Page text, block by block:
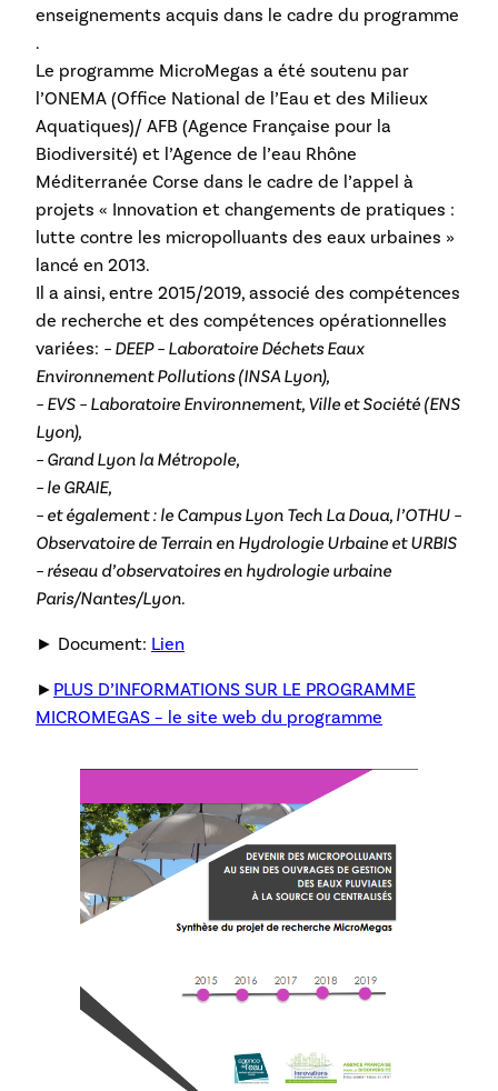
enseignements acquis dans le cadre du programme
.
Le programme MicroMegas a été soutenu par
l’ONEMA (Office National de l’Eau et des Milieux
Aquatiques)/ AFB (Agence Française pour la
Biodiversité) et l’Agence de l’eau Rhône
Méditerranée Corse dans le cadre de l’appel à
projets « Innovation et changements de pratiques :
lutte contre les micropolluants des eaux urbaines »
lancé en 2013.
Il a ainsi, entre 2015/2019, associé des compétences
de recherche et des compétences opérationnelles
variées: – DEEP – Laboratoire Déchets Eaux
Environnement Pollutions (INSA Lyon),
– EVS – Laboratoire Environnement, Ville et Société (ENS
Lyon),
– Grand Lyon la Métropole,
– le GRAIE,
– et également : le Campus Lyon Tech La Doua, l’OTHU –
Observatoire de Terrain en Hydrologie Urbaine et URBIS
– réseau d’observatoires en hydrologie urbaine
Paris/Nantes/Lyon.
► Document: Lien
► PLUS D’INFORMATIONS SUR LE PROGRAMME
MICROMEGAS – le site web du programme